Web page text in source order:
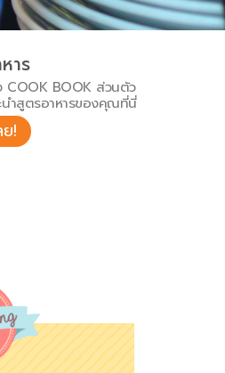
าร
COOK BOOK ส่วนตัว
นำสูตรอาหารของคุณที่นี่
ย!